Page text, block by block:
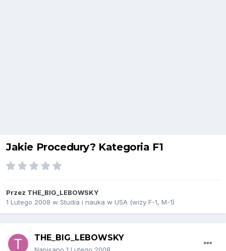
Jakie Procedury? Kategoria F1
Przez THE_BIG_LEBOWSKY
1 Lutego 2008 w Studia i nauka w USA (wizy F-1, M-1)
THE_BIG_LEBOWSKY